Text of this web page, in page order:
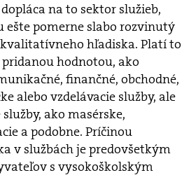
na to sektor služieb,
ešte pomerne slabo rozvinutý
hľadiska. Platí to
hodnotou, ako
finančné, obchodné,
alebo vzdelávacie služby, ale
ako masérske,
a podobne. Príčinou
v službách je predovšetkým
s vysokoškolským